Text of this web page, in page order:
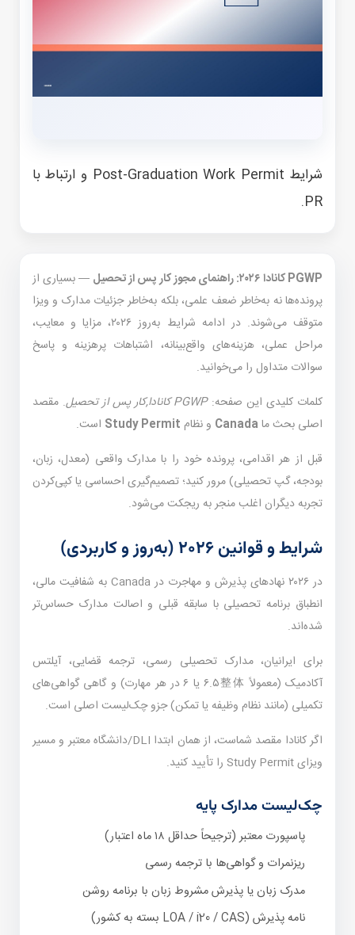
شرایط Post-Graduation Work Permit و ارتباط با
PR.
PGWP کانادا ۲۰۲۶: راهنمای مجوز کار پس از تحصیل
— بسیاری از
پرونده‌ها نه به‌خاطر ضعف علمی، بلکه به‌خاطر جزئیات مدارک و ویزا
متوقف می‌شوند. در ادامه شرایط به‌روز ۲۰۲۶، مزایا و معایب،
مراحل عملی، هزینه‌های واقع‌بینانه، اشتباهات پرهزینه و پاسخ
سوالات متداول را می‌خوانید.
کلمات کلیدی این صفحه:PGWP کانادا,کار پس از تحصیل
. مقصد
اصلی بحث ما Canada و نظام Study Permit است.
قبل از هر اقدامی، پرونده خود را با مدارک واقعی (معدل، زبان،
بودجه، گپ تحصیلی) مرور کنید؛ تصمیم‌گیری احساسی یا کپی‌کردن
تجربه دیگران اغلب منجر به ریجکت می‌شود.
شرایط و قوانین ۲۰۲۶ (به‌روز و کاربردی)
در ۲۰۲۶ نهادهای پذیرش و مهاجرت در Canada به شفافیت مالی،
انطباق برنامه تحصیلی با سابقه قبلی و اصالت مدارک حساس‌تر
شده‌اند.
برای ایرانیان، مدارک تحصیلی رسمی، ترجمه قضایی، آیلتس
آکادمیک (معمولاً ۶.۵整体 یا ۶ در هر مهارت) و گاهی گواهی‌های
تکمیلی (مانند نظام وظیفه یا تمکن) جزو چک‌لیست اصلی است.
اگر کانادا مقصد شماست، از همان ابتدا DLI/دانشگاه معتبر و مسیر
ویزای Study Permit را تأیید کنید.
چک‌لیست مدارک پایه
پاسپورت معتبر (ترجیحاً حداقل ۱۸ ماه اعتبار)
ریزنمرات و گواهی‌ها با ترجمه رسمی
مدرک زبان یا پذیرش مشروط زبان با برنامه روشن
نامه پذیرش (LOA / i20 / CAS بسته به کشور)